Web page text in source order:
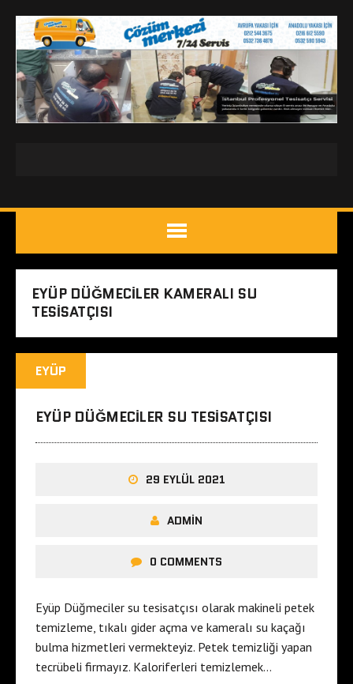
EYÜP DÜĞMECILER KAMERALI SU
TESISATÇISI
EYÜP
EYÜP DÜĞMECILER SU TESISATÇISI
29 EYLÜL 2021
ADMIN
0 COMMENTS
Eyüp Düğmeciler su tesisatçısı olarak makineli petek
temizleme, tıkalı gider açma ve kameralı su kaçağı
bulma hizmetleri vermekteyiz. Petek temizliği yapan
tecrübeli firmayız. Kaloriferleri temizlemek…